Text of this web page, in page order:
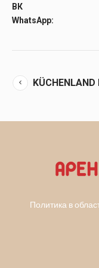
ВК
WhatsApp:
KÜCHENLAND
Политика в